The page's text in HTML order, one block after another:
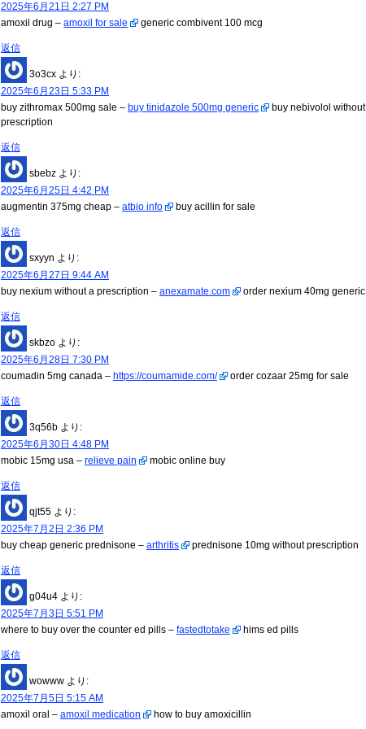
2025年6月21日 2:27 PM
amoxil drug – amoxil for sale generic combivent 100 mcg
返信
3o3cx より:
2025年6月23日 5:33 PM
buy zithromax 500mg sale – buy tinidazole 500mg generic
buy nebivolol without
prescription
返信
sbebz より:
2025年6月25日 4:42 PM
augmentin 375mg cheap – atbio info buy acillin for sale
返信
sxyyn より:
2025年6月27日 9:44 AM
buy nexium without a prescription – anexamate.com order nexium 40mg generic
返信
skbzo より:
2025年6月28日 7:30 PM
coumadin 5mg canada – https://coumamide.com/ order cozaar 25mg for sale
返信
3q56b より:
2025年6月30日 4:48 PM
mobic 15mg usa – relieve pain mobic online buy
返信
qjt55 より:
2025年7月2日 2:36 PM
buy cheap generic prednisone – arthritis prednisone 10mg without prescription
返信
g04u4 より:
2025年7月3日 5:51 PM
where to buy over the counter ed pills – fastedtotake hims ed pills
返信
wowww より:
2025年7月5日 5:15 AM
amoxil oral – amoxil medication how to buy amoxicillin